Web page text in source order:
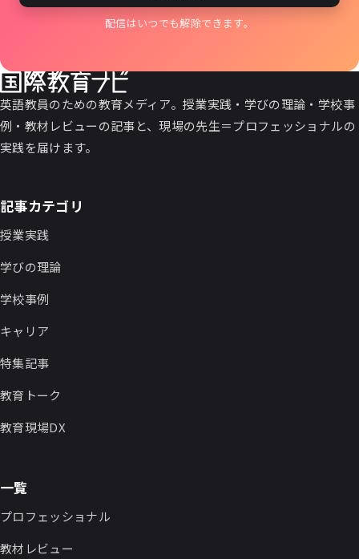
配信はいつでも解除できます。
英語教員のための教育メディア。授業実践・学びの理論・学校事
例・教材レビューの記事と、現場の先生＝プロフェッショナルの
実践を届けます。
記事カテゴリ
授業実践
学びの理論
学校事例
キャリア
特集記事
教育トーク
教育現場DX
一覧
プロフェッショナル
教材レビュー